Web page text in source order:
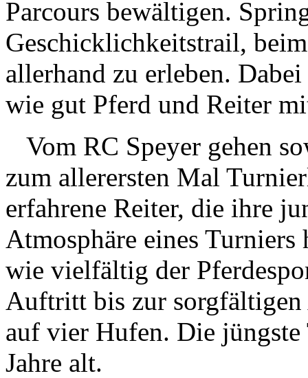
Parcours bewältigen.
Geschicklichkeitstrail,
allerhand zu erleben.
wie gut Pferd und Reiter
Vom RC Speyer gehen
zum allerersten Mal
erfahrene Reiter, die ihre
Atmosphäre eines
wie vielfältig der
Auftritt bis zur sorgfältigen
auf vier Hufen. Die
Jahre alt.